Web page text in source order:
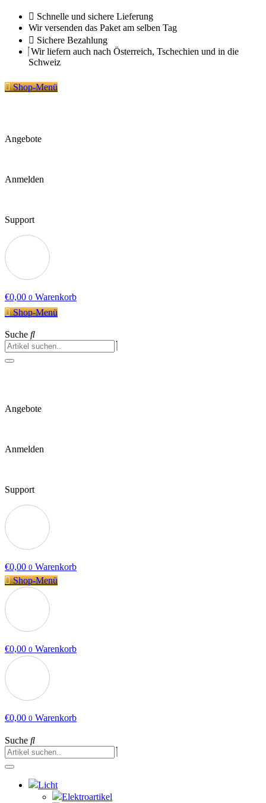
Zum
Inhalt
springen
Schnelle und sichere Lieferung
Wir versenden das Paket am selben Tag
Sichere Bezahlung
Wir liefern auch nach Österreich, Tschechien und in die
Schweiz
Shop-Menü
Angebote
Anmelden
Support
€0,00 0 Warenkorb
Shop-Menü
Suche
Angebote
Anmelden
Support
€0,00 0 Warenkorb
Shop-Menü
€0,00 0 Warenkorb
€0,00 0 Warenkorb
Suche
Licht
Elektroartikel